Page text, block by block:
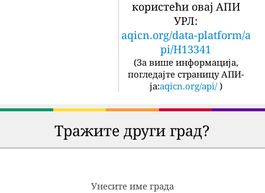
користећи овај АПИ
УРЛ:
aqicn.org/data-platform/a
pi/H13341
(За више информација,
погледајте страницу АПИ-
ја:aqicn.org/api/ )
Тражите други град?
Унесите име града